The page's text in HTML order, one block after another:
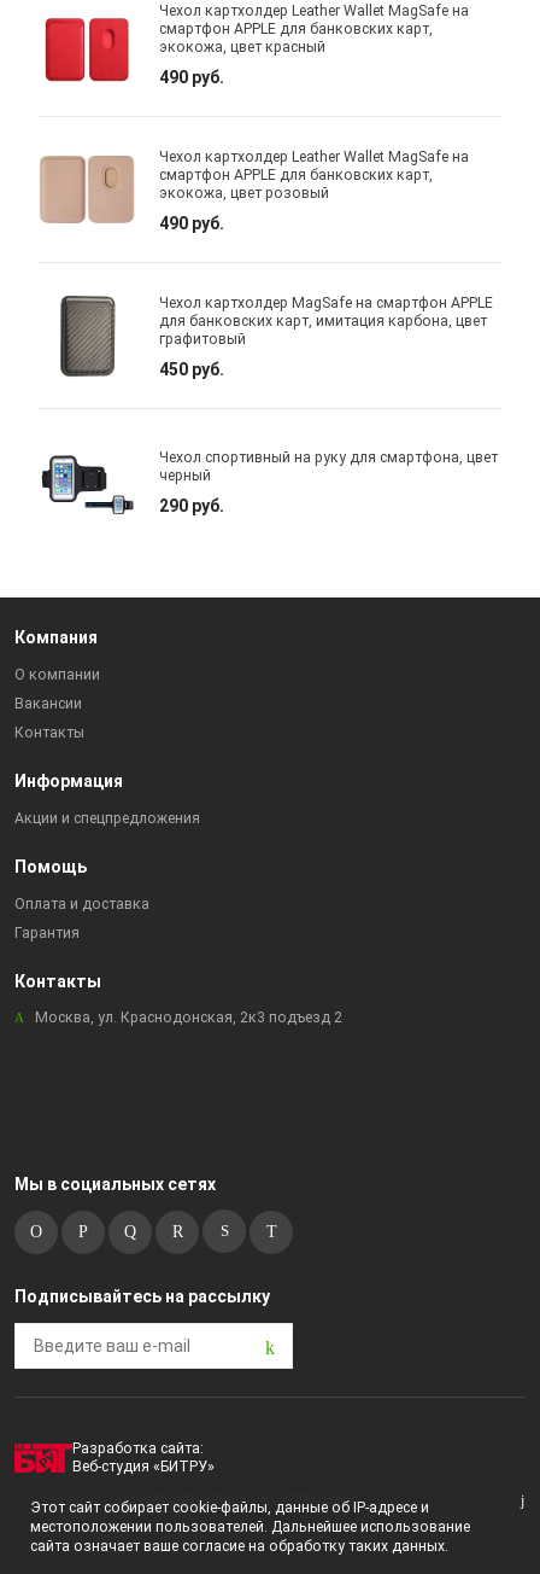
Чехол картхолдер Leather Wallet MagSafe на
смартфон APPLE для банковских карт,
экокожа, цвет красный
490 руб.
Чехол картхолдер Leather Wallet MagSafe на
смартфон APPLE для банковских карт,
экокожа, цвет розовый
490 руб.
Чехол картхолдер MagSafe на смартфон APPLE
для банковских карт, имитация карбона, цвет
графитовый
450 руб.
Чехол спортивный на руку для смартфона, цвет
черный
290 руб.
Компания
О компании
Вакансии
Контакты
Информация
Акции и спецпредложения
Помощь
Оплата и доставка
Гарантия
Контакты
Москва, ул. Краснодонская, 2к3 подъезд 2
Мы в социальных сетях
Подписывайтесь на рассылку
Разработка сайта:
Веб-студия «БИТРУ»
2023 © i-market |
Пользовательское соглашение
Политика конфиденциальности
Этот сайт собирает cookie-файлы, данные об IP-адресе и
местоположении пользователей. Дальнейшее использование
сайта означает ваше согласие на обработку таких данных.